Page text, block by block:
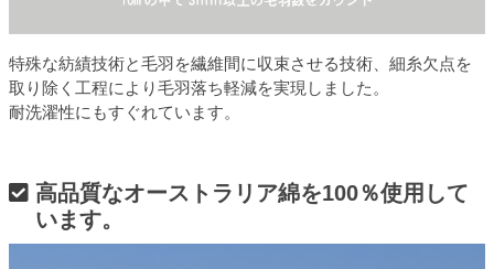
特殊な紡績技術と毛羽を繊維間に収束させる技術、細糸欠点を
取り除く工程により毛羽落ち軽減を実現しました。
耐洗濯性にもすぐれています。
高品質なオーストラリア綿を100％使用して
います。